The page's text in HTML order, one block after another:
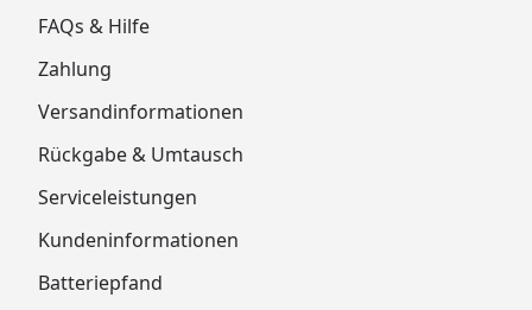
FAQs & Hilfe
Zahlung
Versandinformationen
Rückgabe & Umtausch
Serviceleistungen
Kundeninformationen
Batteriepfand